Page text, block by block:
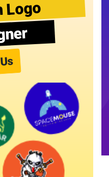
Logo